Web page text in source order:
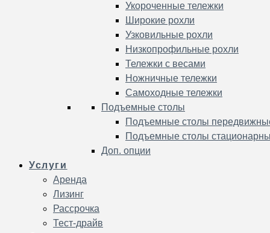
Укороченные тележки
Широкие рохли
Узковильные рохли
Низкопрофильные рохли
Тележки с весами
Ножничные тележки
Самоходные тележки
Подъемные столы
Подъемные столы
Подъемные столы
Доп. опции
Услуги
Аренда
Лизинг
Рассрочка
Тест-драйв